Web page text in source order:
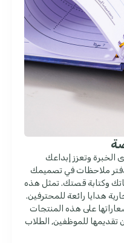
وتعزز إبداعك
ملاحظات في تصميمك
وكتابة قصتك. تمثل هذه
هدايا رائعة للمحترفين.
على هذه المنتجات
تقديمها للموظفين, الطلاب